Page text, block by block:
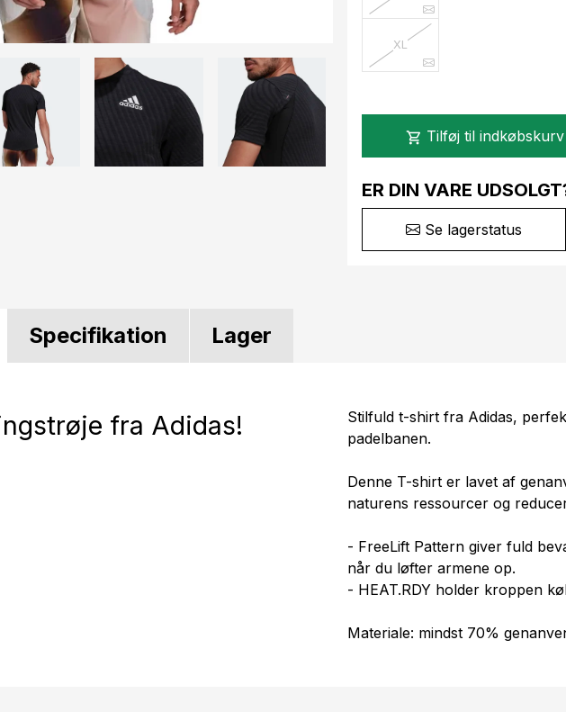
XL
shopping_cart Tilføj til indkøbskurv
ER DIN VARE
Se lagerstatus
Specifikation Lager
fra Adidas!
Stilfuld t-shirt fra Adidas,
padelbanen.
Denne T-shirt er lavet af
naturens ressourcer og
- FreeLift Pattern giver fuld
når du løfter armene op.
- HEAT.RDY holder kroppen
Materiale: mindst 70%